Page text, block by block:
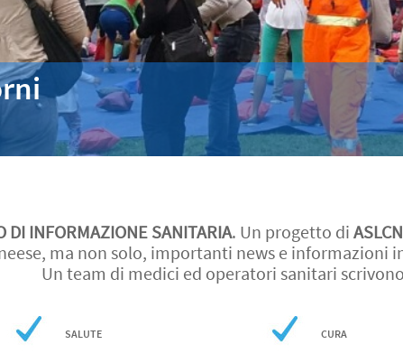
DI INFORMAZIONE SANITARIA. Un progetto di
ma non solo, importanti news e informazioni
Un team di medici ed operatori sanitari
SALUTE CURA